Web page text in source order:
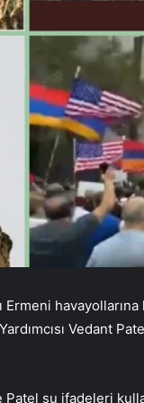
havayollarına
Vedant
şu ifadeleri